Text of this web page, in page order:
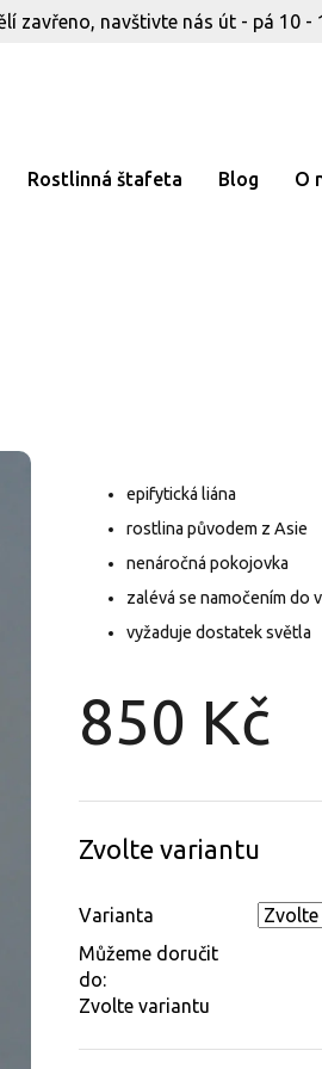
zavřeno, navštivte nás út - pá 10 -
Rostlinná štafeta Blog O
850 Kč
cena:
Zvolte variantu
Varianta
Můžeme doručit
do:
Zvolte variantu
epifytická liána
rostlina původem z Asie
nenáročná pokojovka
zalévá se namočením do
vyžaduje dostatek světla